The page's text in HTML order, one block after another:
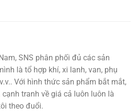
SNS phân phối đủ các sản
là tổ hợp khí, xi lanh, van, phụ
Với hình thức sản phẩm bắt mắt,
tranh về giá cả luôn luôn là
theo đuổi.